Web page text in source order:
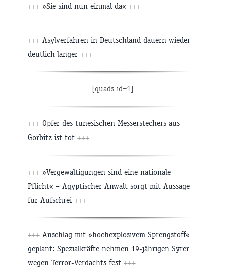
+++ »Sie sind nun einmal da« +++
+++ Asylverfahren in Deutschland dauern wieder
deutlich länger +++
[quads id=1]
+++ Opfer des tunesischen Messerstechers aus
Gorbitz ist tot +++
+++ »Vergewaltigungen sind eine nationale
Pflicht« – Ägyptischer Anwalt sorgt mit Aussage
für Aufschrei +++
+++ Anschlag mit »hochexplosivem Sprengstoff«
geplant: Spezialkräfte nehmen 19-jährigen Syrer
wegen Terror-Verdachts fest +++